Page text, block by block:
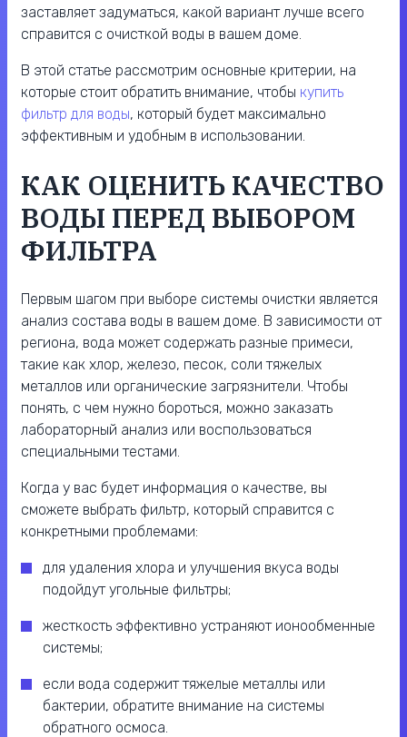
заставляет задуматься, какой вариант лучше всего
справится с очисткой воды в вашем доме.
В этой статье рассмотрим основные критерии, на
которые стоит обратить внимание, чтобы купить
фильтр для воды, который будет максимально
эффективным и удобным в использовании.
КАК ОЦЕНИТЬ КАЧЕСТВО
ВОДЫ ПЕРЕД ВЫБОРОМ
ФИЛЬТРА
Первым шагом при выборе системы очистки является
анализ состава воды в вашем доме. В зависимости от
региона, вода может содержать разные примеси,
такие как хлор, железо, песок, соли тяжелых
металлов или органические загрязнители. Чтобы
понять, с чем нужно бороться, можно заказать
лабораторный анализ или воспользоваться
специальными тестами.
Когда у вас будет информация о качестве, вы
сможете выбрать фильтр, который справится с
конкретными проблемами:
для удаления хлора и улучшения вкуса воды
подойдут угольные фильтры;
жесткость эффективно устраняют ионообменные
системы;
если вода содержит тяжелые металлы или
бактерии, обратите внимание на системы
обратного осмоса.